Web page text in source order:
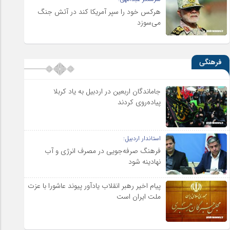
هرکس خود را سپر آمریکا کند در آتش جنگ
می‌سوزد
فرهنگی
جاماندگان اربعین در اردبیل به یاد کربلا
پیاده‌روی کردند
استاندار اردبیل:
فرهنگ صرفه‌جویی در مصرف انرژی و آب
نهادینه شود
پیام اخیر رهبر انقلاب یادآور پیوند عاشورا با عزت
ملت ایران است